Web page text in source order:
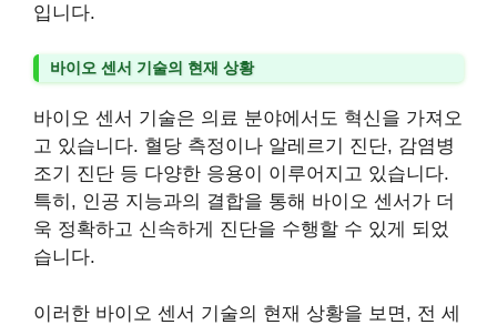
입니다.
바이오 센서 기술의 현재 상황
바이오 센서 기술은 의료 분야에서도 혁신을 가져오
고 있습니다. 혈당 측정이나 알레르기 진단, 감염병
조기 진단 등 다양한 응용이 이루어지고 있습니다.
특히, 인공 지능과의 결합을 통해 바이오 센서가 더
욱 정확하고 신속하게 진단을 수행할 수 있게 되었
습니다.
이러한 바이오 센서 기술의 현재 상황을 보면, 전 세